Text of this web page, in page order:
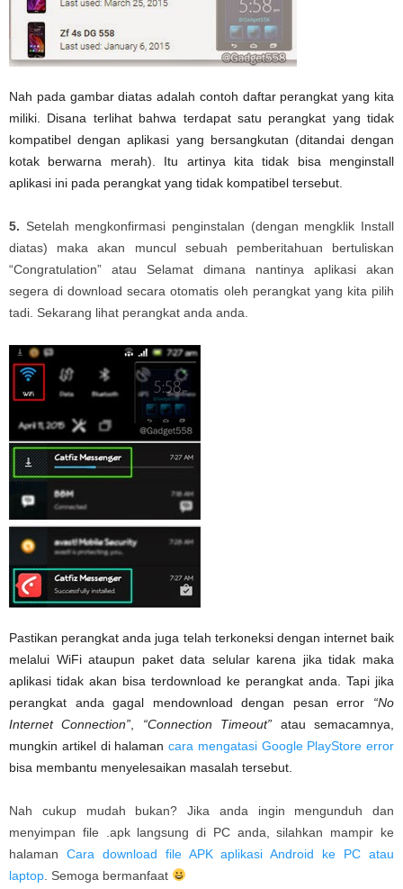
Nah pada gambar diatas adalah contoh daftar perangkat yang kita
miliki. Disana terlihat bahwa terdapat satu perangkat yang tidak
kompatibel dengan aplikasi yang bersangkutan (ditandai dengan
kotak berwarna merah). Itu artinya kita tidak bisa menginstall
aplikasi ini pada perangkat yang tidak kompatibel tersebut.
5. Setelah mengkonfirmasi penginstalan (dengan mengklik Install
diatas) maka akan muncul sebuah pemberitahuan bertuliskan
“Congratulation” atau Selamat dimana nantinya aplikasi akan
segera di download secara otomatis oleh perangkat yang kita pilih
tadi. Sekarang lihat perangkat anda anda.
Pastikan perangkat anda juga telah terkoneksi dengan internet baik
melalui WiFi ataupun paket data selular karena jika tidak maka
aplikasi tidak akan bisa terdownload ke perangkat anda. Tapi jika
perangkat anda gagal mendownload dengan pesan error “No
Internet Connection”
“Connection Timeout” atau semacamnya,
mungkin artikel di halaman cara mengatasi Google PlayStore error
bisa membantu menyelesaikan masalah tersebut.
Nah cukup mudah bukan? Jika anda ingin mengunduh dan
menyimpan file .apk langsung di PC anda, silahkan mampir ke
halaman Cara download file APK aplikasi Android ke PC atau
laptop . Semoga bermanfaat